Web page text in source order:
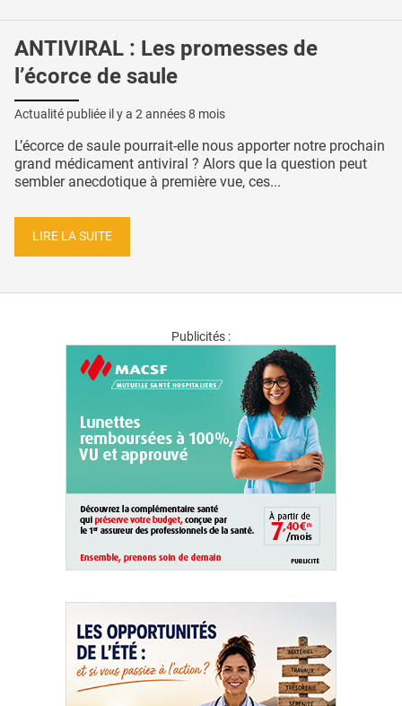
ANTIVIRAL : Les promesses de
l’écorce de saule
Actualité publiée il y a 2 années 8 mois
L’écorce de saule pourrait-elle nous apporter notre prochain
grand médicament antiviral ? Alors que la question peut
sembler anecdotique à première vue, ces...
LIRE LA SUITE
Publicités :